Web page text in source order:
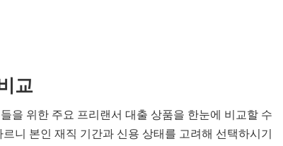
교
을 위한 주요 프리랜서 대출 상품을 한눈에 비교할 수
니 본인 재직 기간과 신용 상태를 고려해 선택하시기